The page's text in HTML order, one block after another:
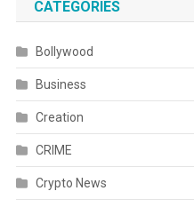
CATEGORIES
Bollywood
Business
Creation
CRIME
Crypto News